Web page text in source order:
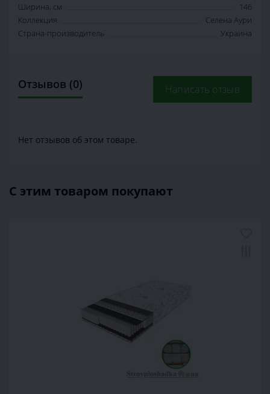
Ширина, см
146
Коллекция
Селена Аури
Страна-производитель
Украина
Отзывов (0) Написать отзыв
Нет отзывов об этом товаре.
С этим товаром покупают